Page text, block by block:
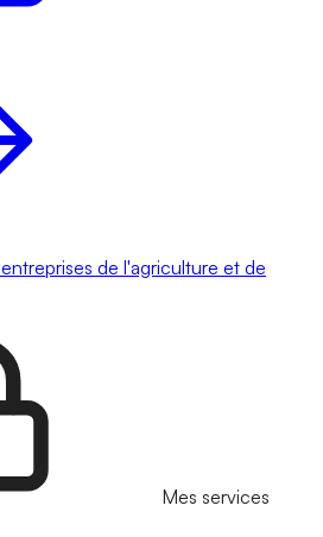
de l'agriculture et de
Mes services